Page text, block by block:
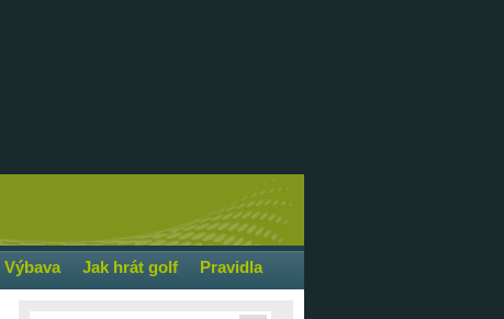
Výbava Jak hrát golf Pravidla